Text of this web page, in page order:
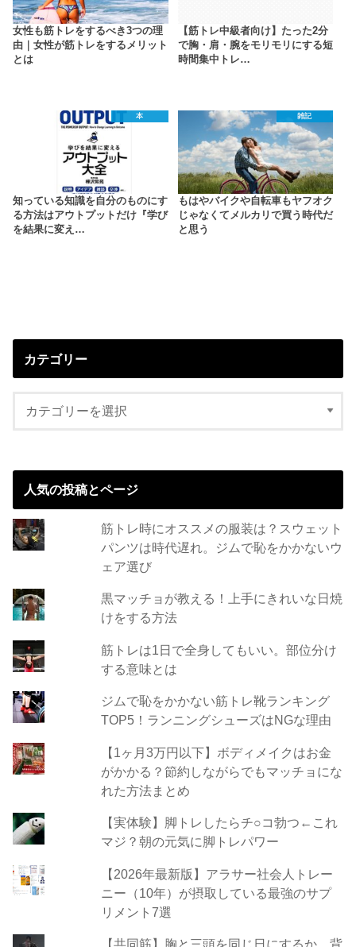
女性も筋トレをするべき3つの理
由｜女性が筋トレをするメリット
とは
【筋トレ中級者向け】たった2分
で胸・肩・腕をモリモリにする短
時間集中トレ…
本
知っている知識を自分のものにす
る方法はアウトプットだけ『学び
を結果に変え…
雑記
もはやバイクや自転車もヤフオク
じゃなくてメルカリで買う時代だ
と思う
カテゴリー
人気の投稿とページ
筋トレ時にオススメの服装は？スウェット
パンツは時代遅れ。ジムで恥をかかないウ
ェア選び
黒マッチョが教える！上手にきれいな日焼
けをする方法
筋トレは1日で全身してもいい。部位分け
する意味とは
ジムで恥をかかない筋トレ靴ランキング
TOP5！ランニングシューズはNGな理由
【1ヶ月3万円以下】ボディメイクはお金
がかかる？節約しながらでもマッチョにな
れた方法まとめ
【実体験】脚トレしたらチ○コ勃つ←これ
マジ？朝の元気に脚トレパワー
【2026年最新版】アラサー社会人トレー
ニー（10年）が摂取している最強のサプ
リメント7選
【共同筋】胸と三頭を同じ日にするか、背